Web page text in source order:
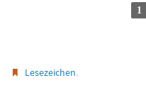
1
Lesezeichen.